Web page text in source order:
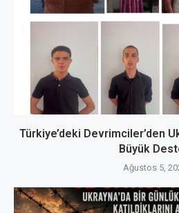
Türkiye’deki Devrimciler’den
Büyük
Ağustos 5,